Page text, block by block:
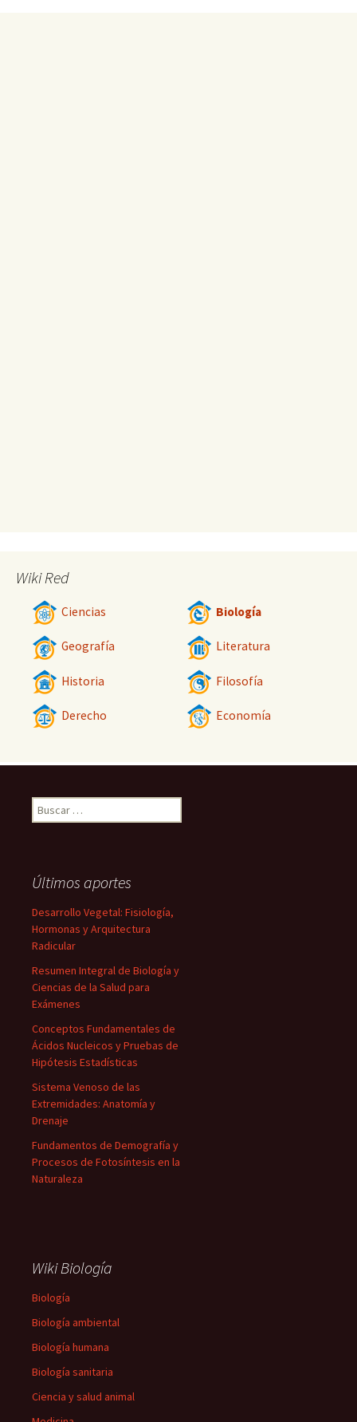
Wiki Red
Ciencias Biología
Geografía Literatura
Historia Filosofía
Derecho Economía
Buscar:
Últimos aportes
Desarrollo Vegetal: Fisiología,
Hormonas y Arquitectura
Radicular
Resumen Integral de Biología y
Ciencias de la Salud para
Exámenes
Conceptos Fundamentales de
Ácidos Nucleicos y Pruebas de
Hipótesis Estadísticas
Sistema Venoso de las
Extremidades: Anatomía y
Drenaje
Fundamentos de Demografía y
Procesos de Fotosíntesis en la
Naturaleza
Wiki Biología
Biología
Biología ambiental
Biología humana
Biología sanitaria
Ciencia y salud animal